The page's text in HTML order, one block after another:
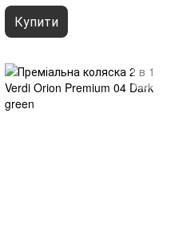
Купити